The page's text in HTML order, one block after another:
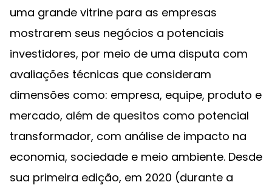
uma grande vitrine para as empresas
mostrarem seus negócios a potenciais
investidores, por meio de uma disputa com
avaliações técnicas que consideram
dimensões como: empresa, equipe, produto e
mercado, além de quesitos como potencial
transformador, com análise de impacto na
economia, sociedade e meio ambiente. Desde
sua primeira edição, em 2020 (durante a